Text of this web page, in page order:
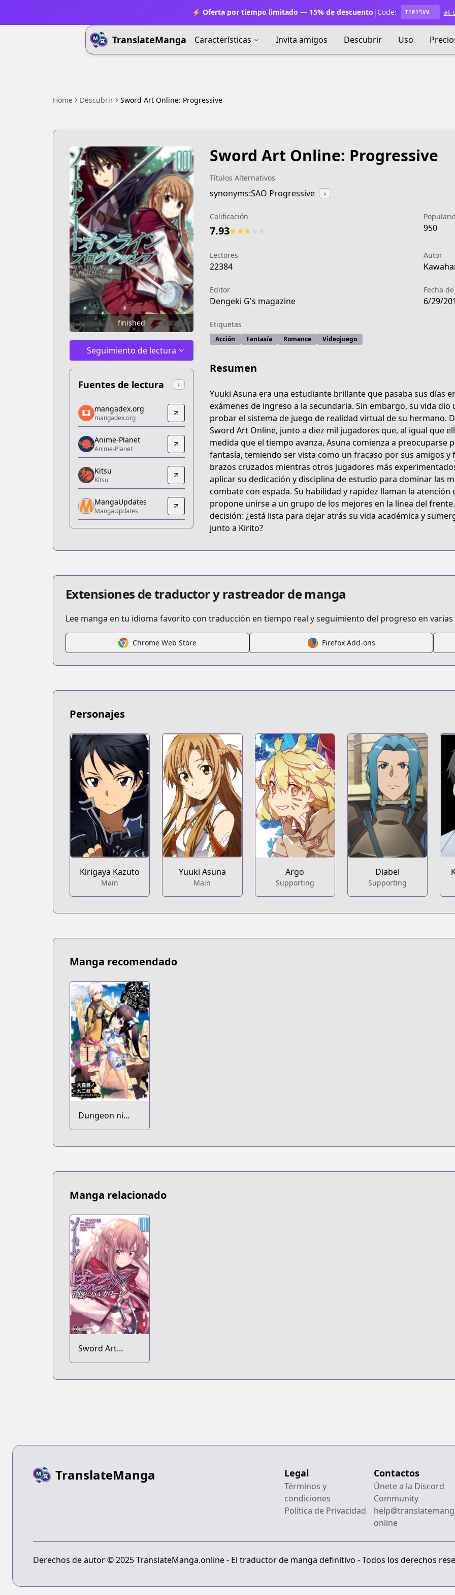
⚡ Oferta por tiempo limitado — 15% de descuento | Code: T1P15VV at
TranslateManga Características Invita amigos Descubrir Uso
Home Descubrir Sword Art Online: Progressive
finished
Seguimiento de lectura
Fuentes de lectura ↓
mangadex.org
mangadex.org
https://mangadex.org/title/22ea3f54-11e4-4932-a527-89d63d3a62d9
Anime-Planet
Anime-Planet
https://www.anime-planet.com/manga/sword-art-online-progressive
Kitsu
Kitsu
https://kitsu.app/manga/10924
MangaUpdates
MangaUpdates
Official English
https://yenpress.com/series/sword-art-online-progressive-manga
mangadex.org
mangadex.org
Anime-Planet
Anime-Planet
Kitsu
Kitsu
MangaUpdates
MangaUpdates
Sword Art Online: Progressive
Títulos Alternativos
synonyms:SAO Progressive ↓
Calificación
7.93★★★ 950
Lectores
22384
Autor
Editor
Dengeki G's magazine
Fecha
6/29/
Etiquetas
Acción Fantasía Romance Videojuego
Resumen
Yuuki Asuna era una estudiante brillante que pasaba sus días
exámenes de ingreso a la secundaria. Sin embargo, su vida
probar el sistema de juego de realidad virtual de su hermano.
Sword Art Online, junto a diez mil jugadores que, al igual que
medida que el tiempo avanza, Asuna comienza a
fantasía, temiendo ser vista como un fracaso por sus amigos y
brazos cruzados mientras otros jugadores más
aplicar su dedicación y disciplina de estudio para dominar las
combate con espada. Su habilidad y rapidez llaman la
propone unirse a un grupo de los mejores en la línea del
decisión: ¿está lista para dejar atrás su vida académica y
junto a Kirito?
Extensiones de traductor y rastreador de manga
Lee manga en tu idioma favorito con traducción en tiempo real y seguimiento del progreso en
Chrome Web Store Firefox Add-ons
Personajes
Kirigaya Kazuto
Main
Yuuki Asuna
Main
Argo
Supporting
Diabel
Supporting
Manga recomendado
Dungeon ni
Deai wo
Manga relacionado
Sword Art
Online:
TranslateManga Legal
Términos y
condiciones
Política de Privacidad
Contactos
Únete a la Discord
Community
online
Derechos de autor © 2025 TranslateManga.online - El traductor de manga definitivo - Todos los derechos